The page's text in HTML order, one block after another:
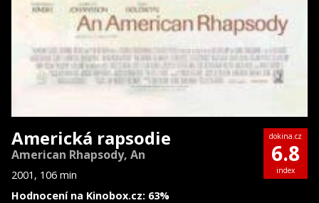
Americká rapsodie
American Rhapsody, An
2001, 106 min
Hodnocení na Kinobox.cz: 63%
dokina.cz
6.8
index